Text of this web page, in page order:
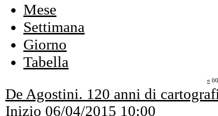
Mese
Settimana
Giorno
Tabella
«
De Agostini. 120 anni di
Inizio 06/04/2015 10:00